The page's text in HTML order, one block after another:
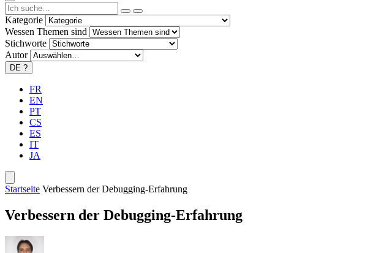
Kategorie
Wessen Themen sind
Stichworte
Autor
DE ?
FR
EN
PT
CS
ES
IT
JA
Startseite Verbessern der Debugging-Erfahrung
Verbessern der Debugging-Erfahrung